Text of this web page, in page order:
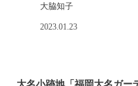
大脇知子
2023.01.23